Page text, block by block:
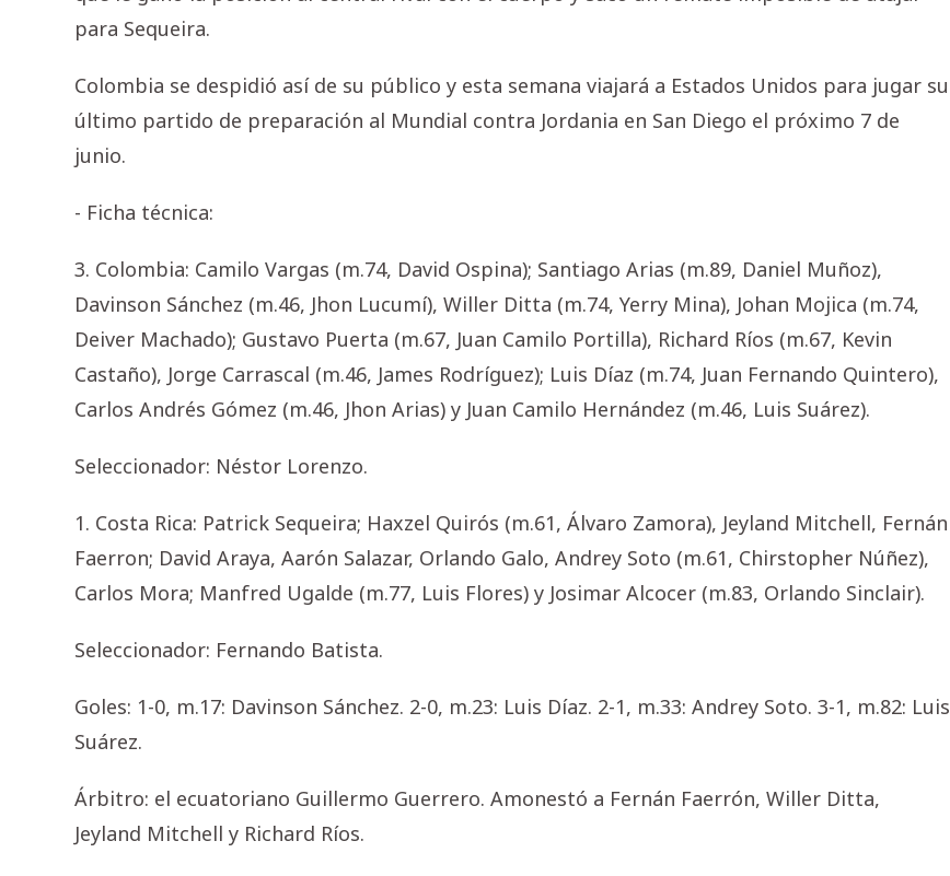
para Sequeira.
Colombia se despidió así de su público y esta semana viajará a Estados Unidos para jugar su
último partido de preparación al Mundial contra Jordania en San Diego el próximo 7 de
junio.
- Ficha técnica:
3. Colombia: Camilo Vargas (m.74, David Ospina); Santiago Arias (m.89, Daniel Muñoz),
Davinson Sánchez (m.46, Jhon Lucumí), Willer Ditta (m.74, Yerry Mina), Johan Mojica (m.74,
Deiver Machado); Gustavo Puerta (m.67, Juan Camilo Portilla), Richard Ríos (m.67, Kevin
Castaño), Jorge Carrascal (m.46, James Rodríguez); Luis Díaz (m.74, Juan Fernando Quintero),
Carlos Andrés Gómez (m.46, Jhon Arias) y Juan Camilo Hernández (m.46, Luis Suárez).
Seleccionador: Néstor Lorenzo.
1. Costa Rica: Patrick Sequeira; Haxzel Quirós (m.61, Álvaro Zamora), Jeyland Mitchell, Fernán
Faerron; David Araya, Aarón Salazar, Orlando Galo, Andrey Soto (m.61, Chirstopher Núñez),
Carlos Mora; Manfred Ugalde (m.77, Luis Flores) y Josimar Alcocer (m.83, Orlando Sinclair).
Seleccionador: Fernando Batista.
Goles: 1-0, m.17: Davinson Sánchez. 2-0, m.23: Luis Díaz. 2-1, m.33: Andrey Soto. 3-1, m.82: Luis
Suárez.
Árbitro: el ecuatoriano Guillermo Guerrero. Amonestó a Fernán Faerrón, Willer Ditta,
Jeyland Mitchell y Richard Ríos.